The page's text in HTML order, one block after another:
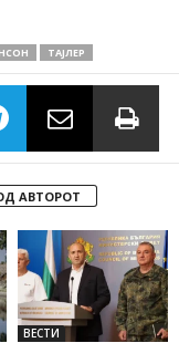
ТАЈЛЕР
АВТОРОТ
ВЕСТИ